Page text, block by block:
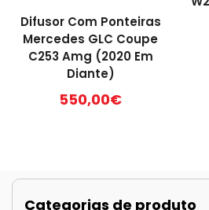
Difusor Com Ponteiras
Mercedes GLC Coupe
C253 Amg (2020 Em
Diante)
550,00€
Categorias de produto